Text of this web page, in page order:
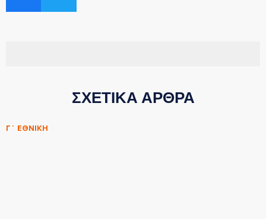
ΣΧΕΤΙΚΑ ΑΡΘΡΑ
Γ΄ ΕΘΝΙΚΗ